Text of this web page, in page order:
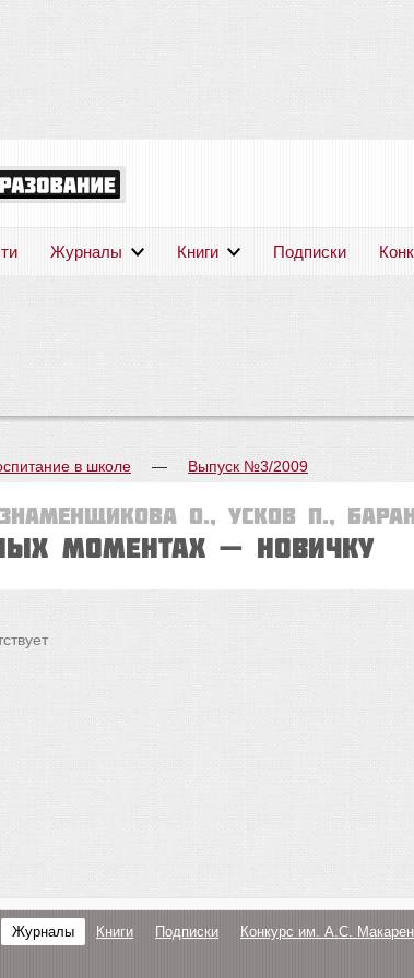
Журналы Книги Подписки
в школе — Выпуск №3/2009
О., Усков П.,
МОМЕНТАХ — новичку
Журналы Книги Подписки Конкурс им. А.С.